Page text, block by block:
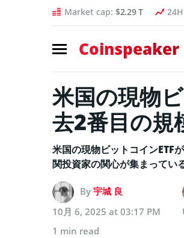
Market cap: $2.29 T
Coinspeaker
米国の現物
去2番目の規
米国の現物ビットコインETF
関投資家の関心が集まっている
By 宇城 良
10月 6, 2025 at 03:17 PM
1 min read